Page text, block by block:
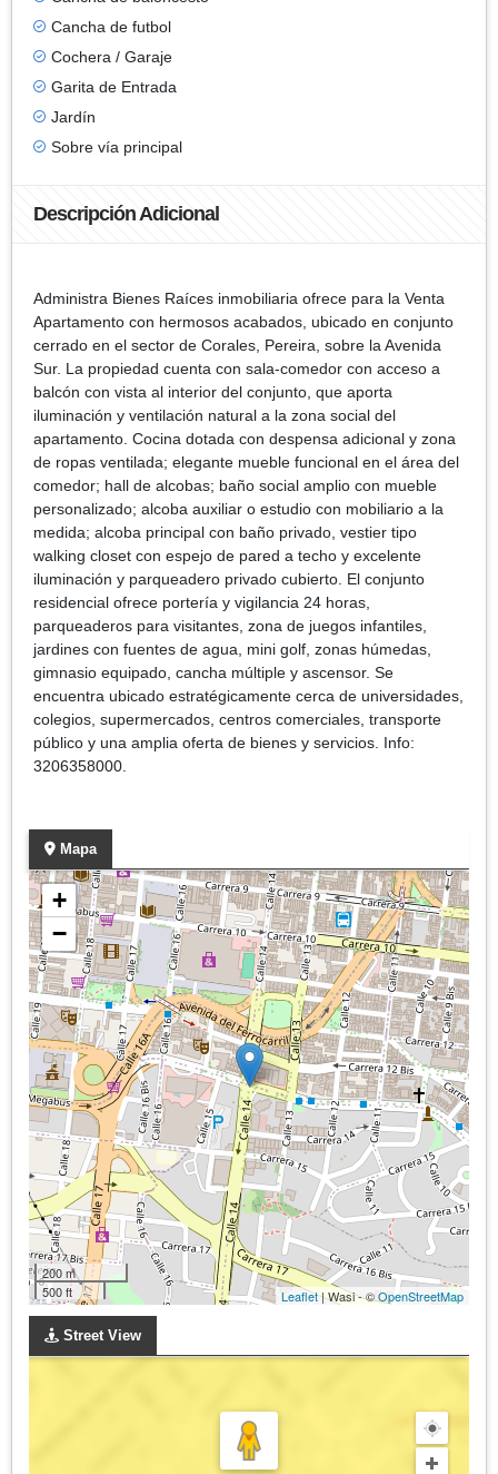
Cancha de futbol
Cochera / Garaje
Garita de Entrada
Jardín
Sobre vía principal
Descripción Adicional
Administra Bienes Raíces inmobiliaria ofrece para la Venta
Apartamento con hermosos acabados, ubicado en conjunto
cerrado en el sector de Corales, Pereira, sobre la Avenida
Sur. La propiedad cuenta con sala-comedor con acceso a
balcón con vista al interior del conjunto, que aporta
iluminación y ventilación natural a la zona social del
apartamento. Cocina dotada con despensa adicional y zona
de ropas ventilada; elegante mueble funcional en el área del
comedor; hall de alcobas; baño social amplio con mueble
personalizado; alcoba auxiliar o estudio con mobiliario a la
medida; alcoba principal con baño privado, vestier tipo
walking closet con espejo de pared a techo y excelente
iluminación y parqueadero privado cubierto. El conjunto
residencial ofrece portería y vigilancia 24 horas,
parqueaderos para visitantes, zona de juegos infantiles,
jardines con fuentes de agua, mini golf, zonas húmedas,
gimnasio equipado, cancha múltiple y ascensor. Se
encuentra ubicado estratégicamente cerca de universidades,
colegios, supermercados, centros comerciales, transporte
público y una amplia oferta de bienes y servicios. Info:
3206358000.
Mapa
+
−
200 m
500 ft
Leaflet| Wasi - ©OpenStreetMap
Street View